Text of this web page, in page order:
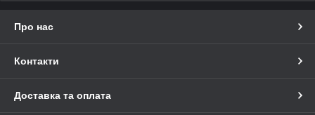
Про нас
Контакти
Доставка та оплата